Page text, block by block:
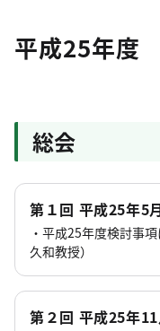
平成25年度
総会
第１回 平成25年5
・平成25年度検討事
久和教授）
第２回 平成25年11